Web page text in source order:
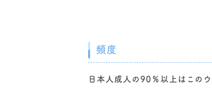
頻度
日本人成人の90％以上はこの